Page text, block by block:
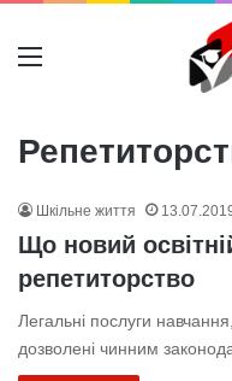
Меню
Шкільне життя
Що новий
репетиторство
Легальні послуги
дозволені чинним